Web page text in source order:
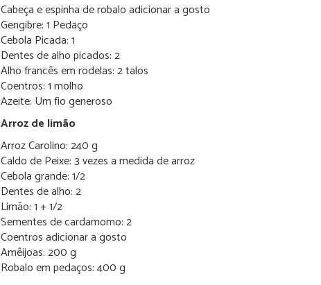
Cabeça e espinha de robalo adicionar a gosto
Gengibre: 1 Pedaço
Cebola Picada: 1
Dentes de alho picados: 2
Alho francês em rodelas: 2 talos
Coentros: 1 molho
Azeite: Um fio generoso
Arroz de limão
Arroz Carolino: 240 g
Caldo de Peixe: 3 vezes a medida de arroz
Cebola grande: 1/2
Dentes de alho: 2
Limão: 1 + 1/2
Sementes de cardamomo: 2
Coentros adicionar a gosto
Amêijoas: 200 g
Robalo em pedaços: 400 g